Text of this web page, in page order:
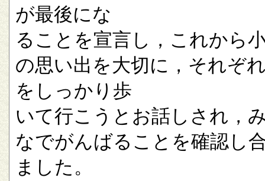
が最後にな
ることを宣言し，これから
の思い出を大切に，それぞ
をしっかり歩
いて行こうとお話しされ，
なでがんばることを確認し
ました。